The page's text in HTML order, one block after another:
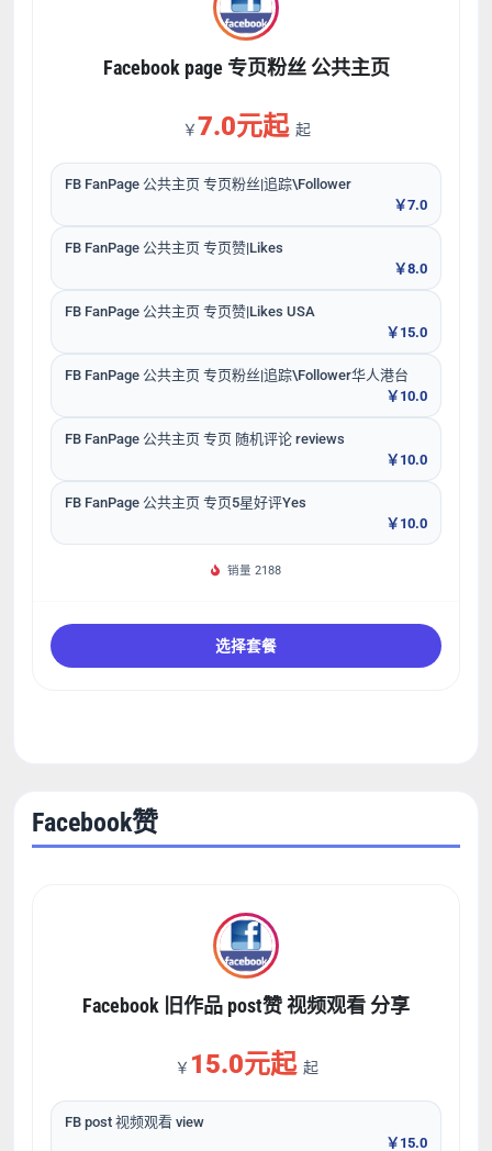
Facebook page 专页粉丝 公共主页
￥7.0元起 起
FB FanPage 公共主页 专页粉丝|追踪\Follower
￥7.0
FB FanPage 公共主页 专页赞|Likes
￥8.0
FB FanPage 公共主页 专页赞|Likes USA
￥15.0
FB FanPage 公共主页 专页粉丝|追踪\Follower华人港台
￥10.0
FB FanPage 公共主页 专页 随机评论 reviews
￥10.0
FB FanPage 公共主页 专页5星好评Yes
￥10.0
销量 2188
选择套餐
Facebook赞
Facebook 旧作品 post赞 视频观看 分享
￥ 15.0元起 起
FB post 视频观看 view
￥15.0